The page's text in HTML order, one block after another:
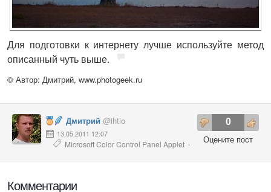
Для подготовки к интернету лучше используйте метод
описанный чуть выше.
© Автор: Дмитрий, www.photogeek.ru
0
Оцените пост
Дмитрий @ihtio
13.05.2011 12:07
Microsoft Color Control Panel Applet ·
Гамут
Комментарии